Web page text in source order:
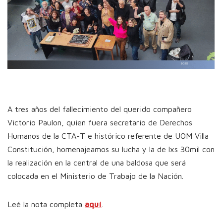
A tres años del fallecimiento del querido compañero
Victorio Paulon, quien fuera secretario de Derechos
Humanos de la CTA-T e histórico referente de UOM Villa
Constitución, homenajeamos su lucha y la de lxs 30mil con
la realización en la central de una baldosa que será
colocada en el Ministerio de Trabajo de la Nación.
Leé la nota completa aquí